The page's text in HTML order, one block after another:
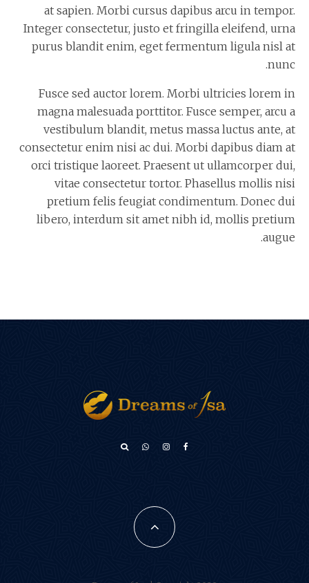
at sapien. Morbi cursus dapibus arcu in tempor.
Integer consectetur, justo et fringilla eleifend, urna
purus blandit enim, eget fermentum ligula nisl at
nunc.
Fusce sed auctor lorem. Morbi ultricies lorem in
magna malesuada porttitor. Fusce semper, arcu a
vestibulum blandit, metus massa luctus ante, at
consectetur enim nisi ac dui. Morbi dapibus diam at
orci tristique laoreet. Praesent ut ullamcorper dui,
vitae consectetur tortor. Phasellus mollis nisi
pretium felis feugiat condimentum. Donec dui
libero, interdum sit amet nibh id, mollis pretium
augue.